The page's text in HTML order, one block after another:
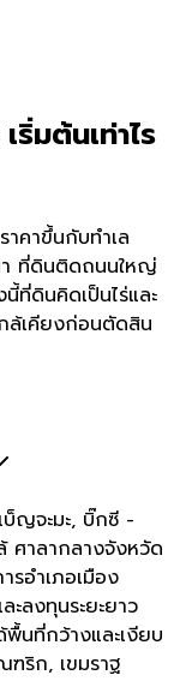
มต้นเท่าไร
คาขึ้นกับทำเล
ที่ดินติดถนนใหญ่
ที่ดินคิดเป็นไร่และ
ล้เคียงก่อนตัดสิน
บ็ญจะมะ, บิ๊กซี -
ศาลากลางจังหวัด
รอำเภอเมือง
ะลงทุนระยะยาว
พื้นที่กว้างและเงียบ
ริก, เขมราฐ